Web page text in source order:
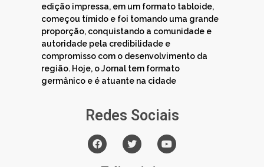
edição impressa, em um formato tabloide,
começou tímido e foi tomando uma grande
proporção, conquistando a comunidade e
autoridade pela credibilidade e
compromisso com o desenvolvimento da
região. Hoje, o Jornal tem formato
germânico e é atuante na cidade
Redes Sociais